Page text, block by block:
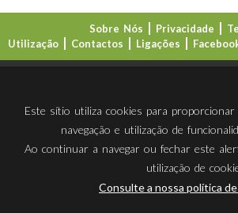
Sobre Nós Privacidade
Utilização
Contactos Ligações
Este sítio utiliza cookies para
navegação e utilização de
Ao continuar a navegar ou fechar este
utilização de
Consulte a nossa política